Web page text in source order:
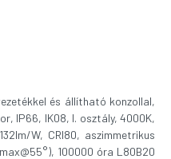
és állítható konzollal,
IP66, IK08, I. osztály, 4000K,
W, CRI80, aszimmetrikus
100000 óra L80B20